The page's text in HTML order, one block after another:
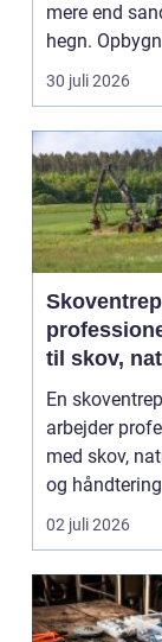
mere end
hegn.
under
30 juli 2026
til skov,
træopgaver
En
arbejder
med skov,
og
tr&ae...
02 juli 2026